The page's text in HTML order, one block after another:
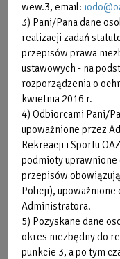
W fizykoterapii
światło, prąd,
się za ich pomocą
bodźce w określony
procesy regeneracji.
odpornościowy i
stanami
zapalnymi o różnym
fizykoterapii leczy się
zmianami
urazach.
gojenia, dlatego
pomocnicze w
związanych z
wew.3, email:
3) Pani/Pana dane
realizacji zadań
przepisów prawa
ustawowych - na
rozporządzenia o
kwietnia 2016 r.
4) Odbiorcami Pani/
upoważnione przez
Rekreacji i Sportu
podmioty uprawnione
przepisów
Policji), upoważnione
Administratora.
5) Pozyskane dane
okres niezbędny do
punkcie 3, a po tym